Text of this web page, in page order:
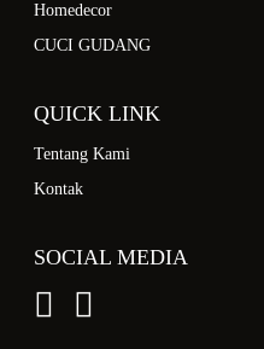
Homedecor
CUCI GUDANG
QUICK LINK
Tentang Kami
Kontak
SOCIAL MEDIA